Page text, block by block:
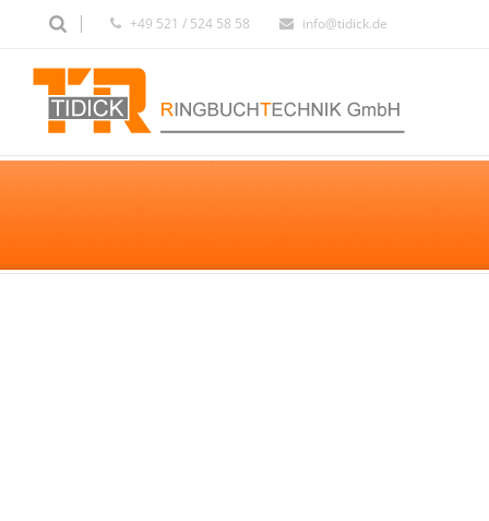
+49 521 / 524 58 58 info@tidick.de